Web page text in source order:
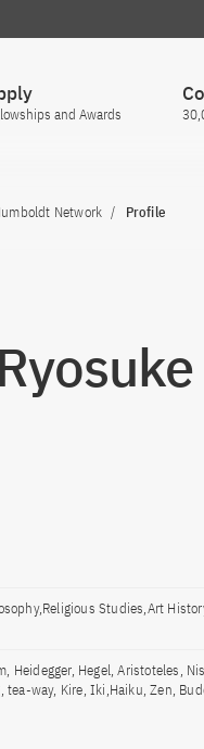
and Awards
Network Profile
Studies,Art
Heidegger, Hegel, Aristoteles,
tea-way, Kire, Iki,Haiku, Zen,